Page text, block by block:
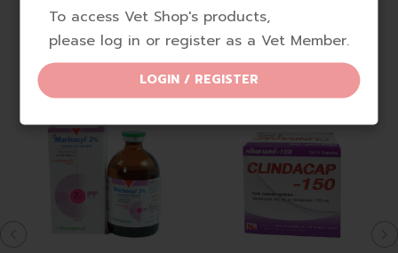
To access Vet Shop's products,
please log in or register as a Vet Member.
LOGIN / REGISTER
Related Products subtitle
Related Products